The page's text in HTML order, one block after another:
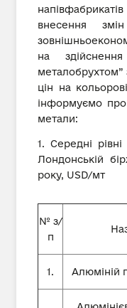
внесення
на
металобрухтом”
цін на
інформуємо про
метали:
1. Середні
Лондонській
року, USD/мт
№ з/
п
1. Алюміній